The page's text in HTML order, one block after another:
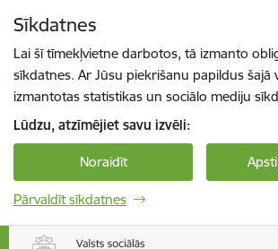
Sīkdatnes
Lai šī tīmekļvietne darbotos, tā izmanto
sīkdatnes. Ar Jūsu piekrišanu papildus šajā
izmantotas statistikas un sociālo mediju
Lūdzu, atzīmējiet savu izvēli:
Noraidīt
Pārvaldīt sīkdatnes